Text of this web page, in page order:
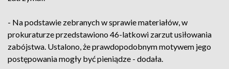
- Na podstawie zebranych w sprawie materiałów, w
prokuraturze przedstawiono 46-latkowi zarzut usiłowania
zabójstwa. Ustalono, że prawdopodobnym motywem jego
postępowania mogły być pieniądze - dodała.